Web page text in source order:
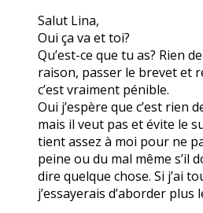
Salut Lina,
Oui ça va et toi?
Qu’est-ce que tu as? Rien
raison, passer le brevet et
c’est vraiment pénible.
Oui j’espère que c’est rien
mais il veut pas et évite le
tient assez à moi pour ne
peine ou du mal même s’il
dire quelque chose. Si j’ai
j’essayerais d’aborder plus